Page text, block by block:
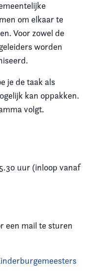
om elkaar te
Voor zowel de
worden
je de taak als
kan oppakken.
volgt.
uur (inloop vanaf
een mail te sturen